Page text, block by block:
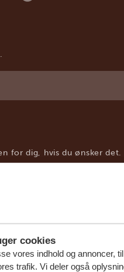
cookies
vores indhold og annoncer,
trafik. Vi deler også
for dig, hvis du ønsker det.